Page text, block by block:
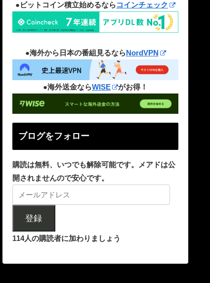
●ビットコイン積立始めるならコインチェック
●海外から日本の番組見るならNordVPN
●海外送金ならWISE がお得！
ブログをフォロー
購読は無料、いつでも解除可能です。メアドは公
開されませんので安心です。
登録
114人の購読者に加わりましょう